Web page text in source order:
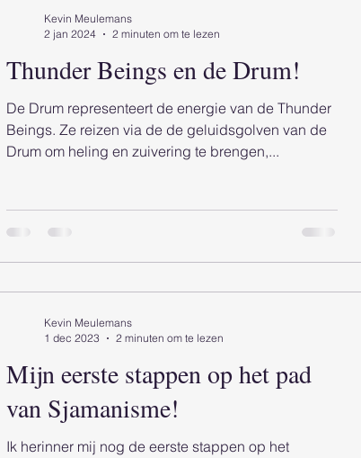
Thunder Beings en de Drum!
De Drum representeert de energie van de Thunder
Beings. Ze reizen via de de geluidsgolven van de
Drum om heling en zuivering te brengen,...
Kevin Meulemans
2 jan 2024
2 minuten om te lezen
Mijn eerste stappen op het pad
van Sjamanisme!
Ik herinner mij nog de eerste stappen op het
Kevin Meulemans
1 dec 2023
2 minuten om te lezen